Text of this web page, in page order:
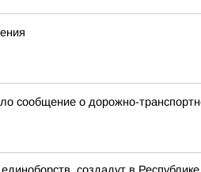
сообщение о дорожно-